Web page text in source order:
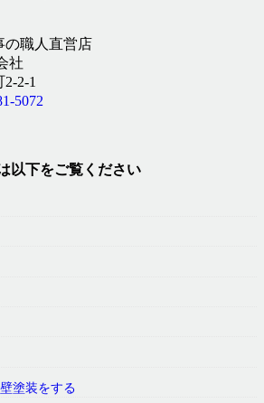
の職人直営店
社
2-1
5072
以下をご覧ください
塗装をする